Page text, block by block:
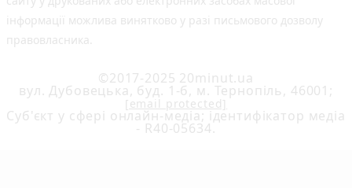
інформації можлива винятково у разі письмового дозволу
правовласника.
©2017-2025 20minut.ua
вул. Дубовецька, буд. 1-б, м. Тернопіль, 46001;
[email protected]
Cуб'єкт у сфері онлайн-медіа; ідентифікатор медіа
- R40-05634.